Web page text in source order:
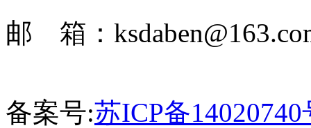
邮 箱：
备案号:苏ICP备14020740